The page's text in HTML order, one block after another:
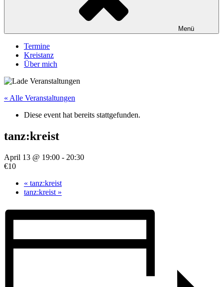
Menü
Termine
Kreistanz
Über mich
« Alle Veranstaltungen
Diese event hat bereits stattgefunden.
tanz:kreist
April 13 @ 19:00 - 20:30
€10
« tanz:kreist
tanz:kreist »